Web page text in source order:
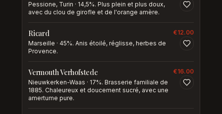
Pessione, Turin · 14,5%. Plus plein et plus doux,
avec du clou de girofle et de l'orange amère.
Ricard
Marseille · 45%. Anis étoilé, réglisse, herbes de
Provence.
€12.00
Vermouth Verhofstede
Nieuwkerken-Waas · 17%. Brasserie familiale de
1885. Chaleureux et doucement sucré, avec une
amertume pure.
€16.00